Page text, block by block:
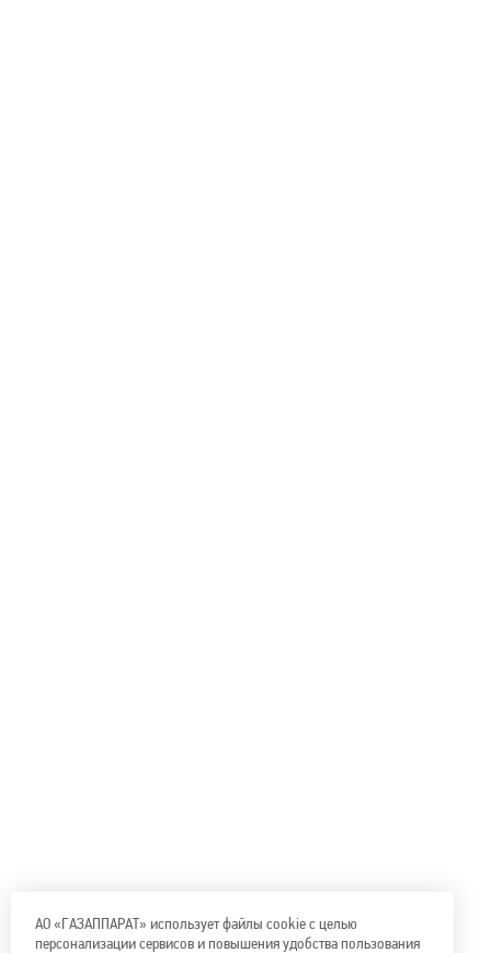
АО «ГАЗАППАРАТ» использует файлы cookie с целью
персонализации сервисов и повышения удобства пользования